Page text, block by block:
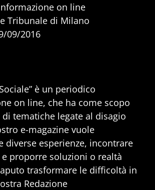
on line
Tribunale di Milano
09/2016
è un periodico
on line, che ha come scopo
tematiche legate al disagio
e-magazine vuole
diverse esperienze, incontrare
proporre soluzioni o realtà
trasformare le difficoltà in
Redazione